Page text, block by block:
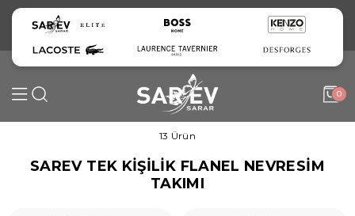
0
13 Ürün
SAREV TEK KİŞİLİK FLANEL NEVRESİM
TAKIMI